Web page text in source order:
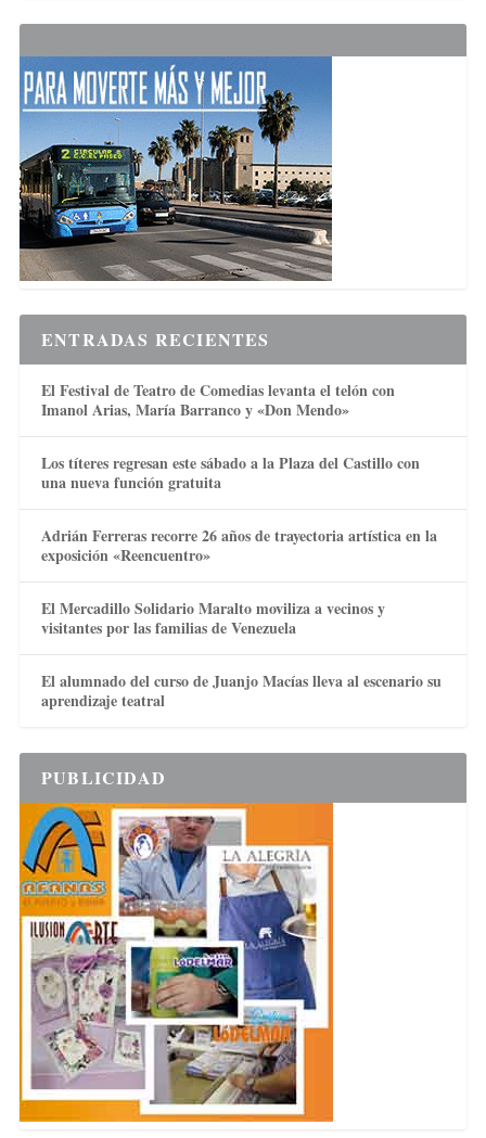
ENTRADAS RECIENTES
El Festival de Teatro de Comedias levanta el telón con
Imanol Arias, María Barranco y «Don Mendo»
Los títeres regresan este sábado a la Plaza del Castillo con
una nueva función gratuita
Adrián Ferreras recorre 26 años de trayectoria artística en la
exposición «Reencuentro»
El Mercadillo Solidario Maralto moviliza a vecinos y
visitantes por las familias de Venezuela
El alumnado del curso de Juanjo Macías lleva al escenario su
aprendizaje teatral
PUBLICIDAD